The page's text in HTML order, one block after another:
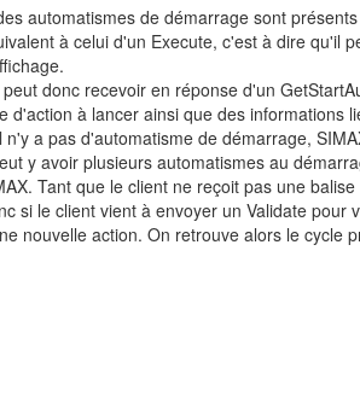
automatismes de démarrage sont
à celui d'un Execute, c'est à dire qu'il
donc recevoir en réponse d'un
d'action à lancer ainsi que des informations
n'y a pas d'automatisme de démarrage,
y avoir plusieurs automatismes au
Tant que le client ne reçoit pas une
si le client vient à envoyer un Validate
nouvelle action. On retrouve alors le cycle